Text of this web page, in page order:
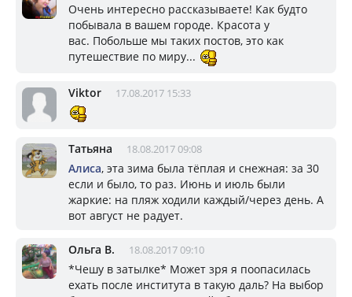
Очень интересно рассказываете! Как будто
побывала в вашем городе. Красота у
вас. Побольше мы таких постов, это как
путешествие по миру...
Viktor 17.08.2017 15:33
Татьяна 18.08.2017 09:08
Алиса, эта зима была тёплая и снежная: за 30
если и было, то раз. Июнь и июль были
жаркие: на пляж ходили каждый/через день. А
вот август не радует.
Ольга В. 18.08.2017 09:10
*Чешу в затылке* Может зря я поопасилась
ехать после института в такую даль? На выбор